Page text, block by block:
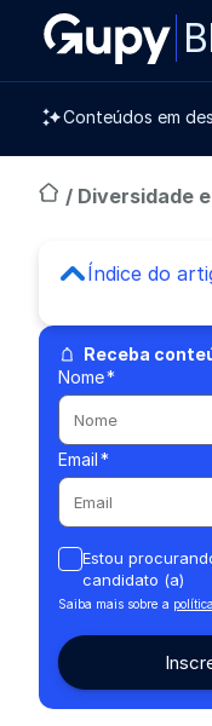
Conteúdos em
/ Diversidade
Índice do
Receba
Nome*
Email*
Estou
candidato (a)
Saiba mais sobre a